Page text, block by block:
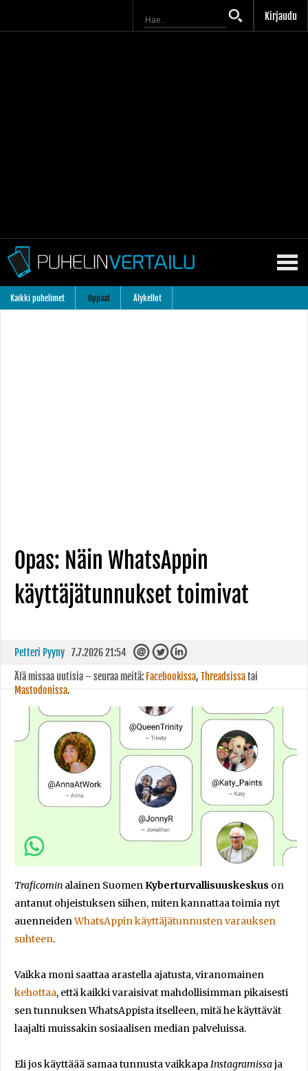
Kirjaudu
Kaikki puhelimet Oppaat Älykellot
Opas: Näin WhatsAppin
käyttäjätunnukset toimivat
Petteri Pyyny 7.7.2026 21:54
Älä missaa uutisia – seuraa meitä: Facebookissa, Threadsissatai
Mastodonissa.
Traficomin alainen Suomen Kyberturvallisuuskeskus on
antanut ohjeistuksen siihen, miten kannattaa toimia nyt
auenneidenWhatsAppin käyttäjätunnusten varauksen
suhteen.
Vaikka moni saattaa arastella ajatusta, viranomainen
kehottaa, että kaikki varaisivat mahdollisimman pikaisesti
sen tunnuksen WhatsAppista itselleen, mitä he käyttävät
laajalti muissakin sosiaalisen median palveluissa.
Eli jos käyttäää samaa tunnusta vaikkapa Instagramissaja